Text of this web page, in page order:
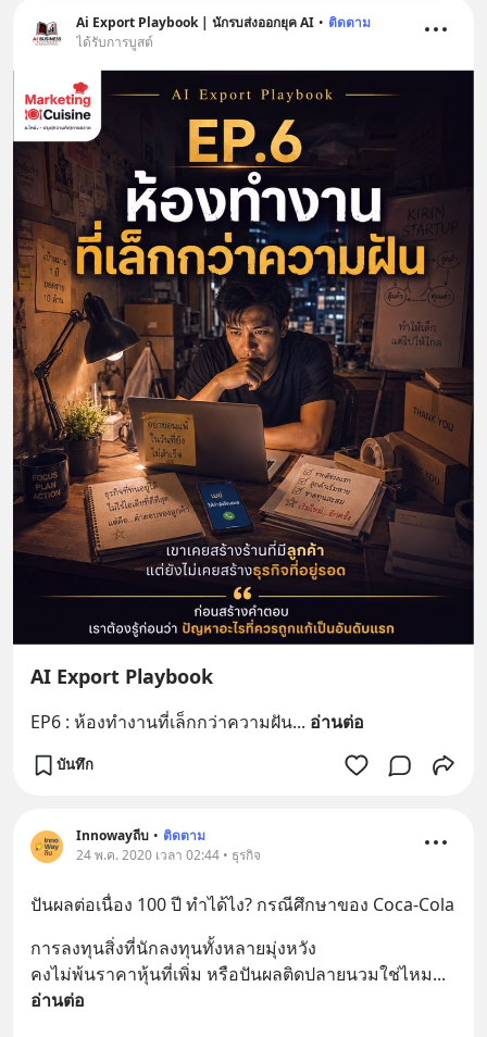
Ai Export Playbook | นักรบส่งออกยุค AI • ติดตาม
ได้รับการบูสต์
AI Export Playbook
EP6 : ห้องทำงานที่เล็กกว่าความฝัน... อ่านต่อ
บันทึก
Innowayถีบ • ติดตาม
24 พ.ค. 2020 เวลา 02:44 • ธุรกิจ
ปันผลต่อเนื่อง 100 ปี ทำได้ไง? กรณีศึกษาของ Coca-Cola
การลงทุนสิ่งที่นักลงทุนทั้งหลายมุ่งหวัง
คงไม่พ้นราคาหุ้นที่เพิ่ม หรือปันผลติดปลายนวมใช่ไหม
อ่านต่อ